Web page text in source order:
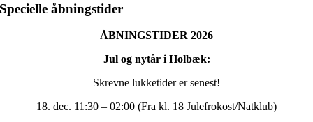
Specielle åbningstider
ÅBNINGSTIDER 2026
Jul og nytår i Holbæk:
Skrevne lukketider er senest!
18. dec. 11:30 – 02:00 (Fra kl. 18 Julefrokost/Natklub)